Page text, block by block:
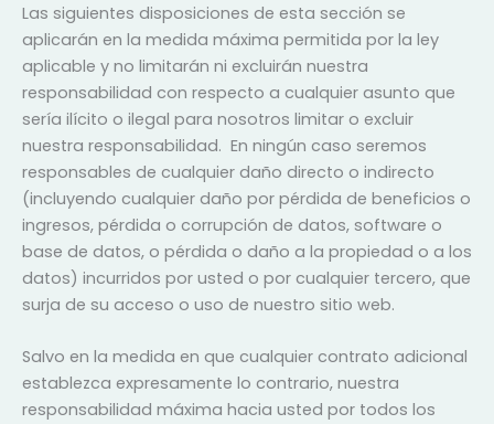
Las siguientes disposiciones de esta sección se
aplicarán en la medida máxima permitida por la ley
aplicable y no limitarán ni excluirán nuestra
responsabilidad con respecto a cualquier asunto que
sería ilícito o ilegal para nosotros limitar o excluir
nuestra responsabilidad. En ningún caso seremos
responsables de cualquier daño directo o indirecto
(incluyendo cualquier daño por pérdida de beneficios o
ingresos, pérdida o corrupción de datos, software o
base de datos, o pérdida o daño a la propiedad o a los
datos) incurridos por usted o por cualquier tercero, que
surja de su acceso o uso de nuestro sitio web.
Salvo en la medida en que cualquier contrato adicional
establezca expresamente lo contrario, nuestra
responsabilidad máxima hacia usted por todos los